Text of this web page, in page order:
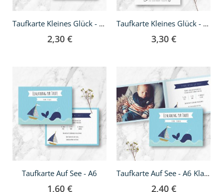
Taufkarte Kleines Glück - quadratisch
2,30 €
Taufkarte Kleines Glück - Klappkarte quadratisch
3,30 €
Taufkarte Auf See - A6
1,60 €
Taufkarte Auf See - A6 Klappkarte
2,40 €